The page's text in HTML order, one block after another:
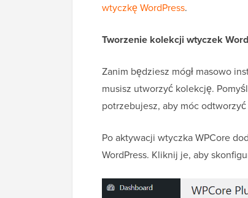
wtyczkę WordPress.
Tworzenie kolekcji wtyczek
Zanim będziesz mógł masowo
musisz utworzyć kolekcję.
potrzebujesz, aby móc
Po aktywacji wtyczka WPCore
WordPress. Kliknij je, aby